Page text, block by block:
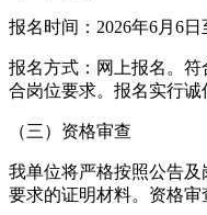
报名时间：2026年6月6
报名方式：网上报名。符
合岗位要求。报名实行
（三）资格审查
我单位将严格按照公告
要求的证明材料。资格审